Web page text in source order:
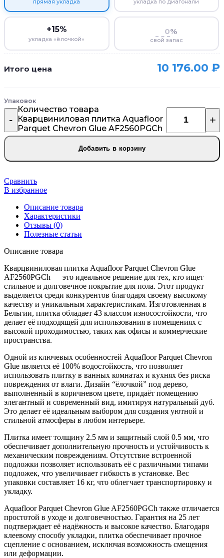
+15%
укладка «ёлочкой»
%
свой запас
Итого цена 10 176.00 ₽
Упаковок
Количество товара
Кварцвиниловая плитка Aquafloor
Parquet Chevron Glue AF2560PGCh
Добавить в корзину
Сравнить
В избранное
Описание товара
Характеристики
Отзывы (0)
Полезные статьи
Описание товара
Кварцвиниловая плитка Aquafloor Parquet Chevron Glue
AF2560PGCh — это идеальное решение для тех, кто ищет
стильное и долговечное покрытие для пола. Этот продукт
выделяется среди конкурентов благодаря своему высокому
качеству и уникальным характеристикам. Изготовленная в
Бельгии, плитка обладает 43 классом износостойкости, что
делает её подходящей для использования в помещениях с
высокой проходимостью, таких как офисы и коммерческие
пространства.
Одной из ключевых особенностей Aquafloor Parquet Chevron
Glue является её 100% водостойкость, что позволяет
использовать плитку в ванных комнатах и кухнях без риска
повреждения от влаги. Дизайн “ёлочкой” под дерево,
выполненный в коричневом цвете, придаёт помещению
элегантный и современный вид, имитируя натуральный дуб.
Это делает её идеальным выбором для создания уютной и
стильной атмосферы в любом интерьере.
Плитка имеет толщину 2.5 мм и защитный слой 0.5 мм, что
обеспечивает дополнительную прочность и устойчивость к
механическим повреждениям. Отсутствие встроенной
подложки позволяет использовать её с различными типами
подложек, что увеличивает гибкость в установке. Вес
упаковки составляет 16 кг, что облегчает транспортировку и
укладку.
Aquafloor Parquet Chevron Glue AF2560PGCh также отличается
простотой в уходе и долговечностью. Гарантия на 25 лет
подтверждает её надёжность и высокое качество. Благодаря
клеевому способу укладки, плитка обеспечивает прочное
сцепление с основанием, исключая возможность смещения
или деформации.